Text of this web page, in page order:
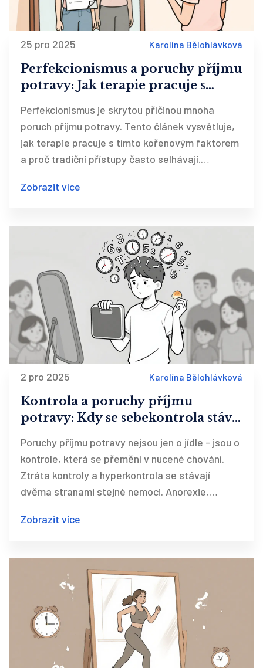
25 pro 2025 Karolína Bělohlávková
Perfekcionismus a poruchy příjmu
potravy: Jak terapie pracuje s
Perfekcionismus je skrytou příčinou mnoha
poruch příjmu potravy. Tento článek vysvětluje,
jak terapie pracuje s tímto kořenovým faktorem
a proč tradiční přístupy často selhávají.
ČR.
Zobrazit více
2 pro 2025 Karolína Bělohlávková
Kontrola a poruchy příjmu
potravy: Kdy se sebekontrola stává
Poruchy příjmu potravy nejsou jen o jídle - jsou o
kontrole, která se přemění v nucené chování.
Ztráta kontroly a hyperkontrola se stávají
dvěma stranami stejné nemoci. Anorexie,
společné: lidé hledají bezpečí v jídle, a přitom ho
Zobrazit více